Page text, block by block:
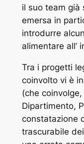
il suo team già
emersa in
introdurre
alimentare all’
Tra i progetti
coinvolto vi è
(che
Dipartimento,
constatazione
trascurabile dei